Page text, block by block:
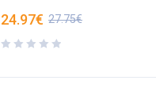
27.75€
24.97€